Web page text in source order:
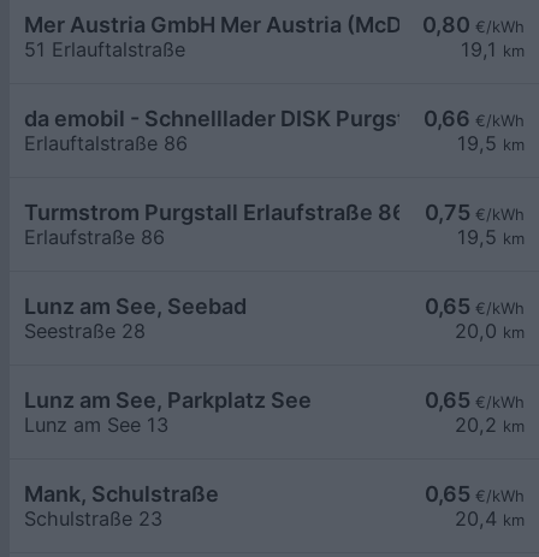
0,80 €/kWh
19,1 km
Mer Austria GmbH Mer Austria (McD) - Purgstall
51 Erlauftalstraße
0,66 €/kWh
19,5 km
da emobil - Schnelllader DISK Purgstall
Erlauftalstraße 86
0,75 €/kWh
19,5 km
Turmstrom Purgstall Erlaufstraße 86
Erlaufstraße 86
0,65 €/kWh
20,0 km
Lunz am See, Seebad
Seestraße 28
0,65 €/kWh
20,2 km
Lunz am See, Parkplatz See
Lunz am See 13
0,65 €/kWh
20,4 km
Mank, Schulstraße
Schulstraße 23